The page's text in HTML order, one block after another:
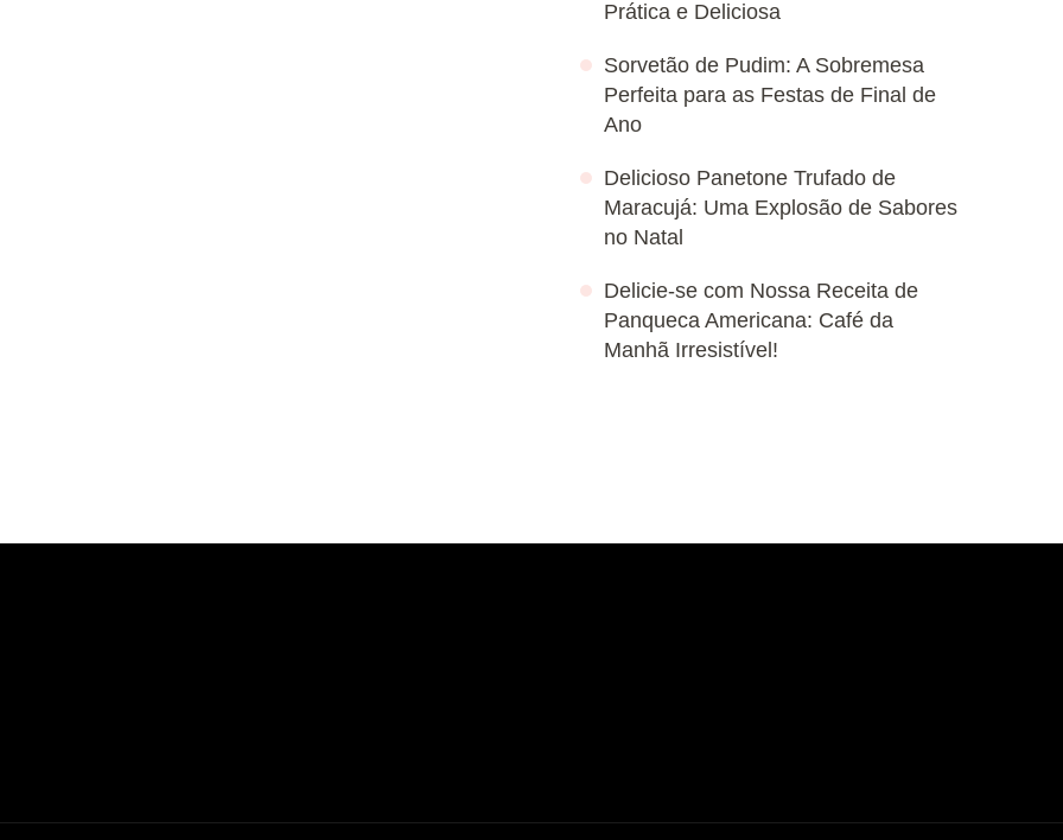
Prática e Deliciosa
Sorvetão de Pudim: A Sobremesa
Perfeita para as Festas de Final de
Ano
Delicioso Panetone Trufado de
Maracujá: Uma Explosão de Sabores
no Natal
Delicie-se com Nossa Receita de
Panqueca Americana: Café da
Manhã Irresistível!